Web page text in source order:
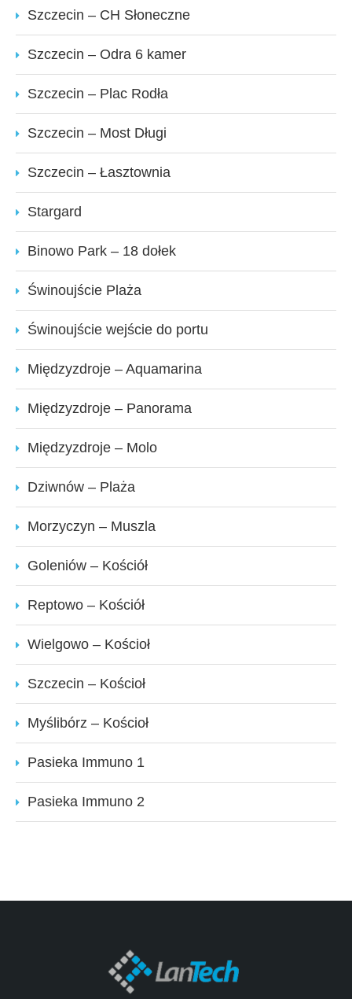
Szczecin – CH Słoneczne
Szczecin – Odra 6 kamer
Szczecin – Plac Rodła
Szczecin – Most Długi
Szczecin – Łasztownia
Stargard
Binowo Park – 18 dołek
Świnoujście Plaża
Świnoujście wejście do portu
Międzyzdroje – Aquamarina
Międzyzdroje – Panorama
Międzyzdroje – Molo
Dziwnów – Plaża
Morzyczyn – Muszla
Goleniów – Kościół
Reptowo – Kościół
Wielgowo – Kościoł
Szczecin – Kościoł
Myślibórz – Kościoł
Pasieka Immuno 1
Pasieka Immuno 2